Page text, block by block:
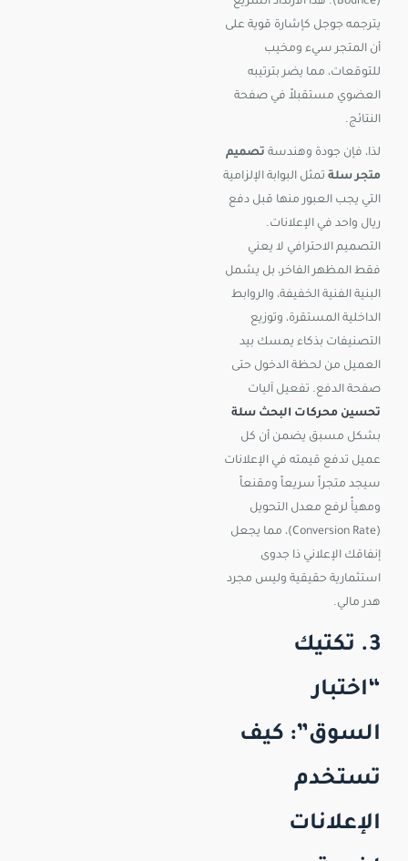
يترجمه جوجل كإشارة قوية على
أن المتجر سيء ومخيب
للتوقعات، مما يضر بترتيبه
العضوي مستقبلاً في صفحة
النتائج.
لذا، فإن جودة وهندسة تصميم
متجر سلة تمثل البوابة الإلزامية
التي يجب العبور منها قبل دفع
ريال واحد في الإعلانات.
التصميم الاحترافي لا يعني
فقط المظهر الفاخر، بل يشمل
البنية الفنية الخفيفة، والروابط
الداخلية المستقرة، وتوزيع
التصنيفات بذكاء يمسك بيد
العميل من لحظة الدخول حتى
صفحة الدفع. تفعيل آليات
تحسين محركات البحث سلة
بشكل مسبق يضمن أن كل
عميل تدفع قيمته في الإعلانات
سيجد متجراً سريعاً ومقنعاً
ومهيأً لرفع معدل التحويل
(Conversion Rate)، مما يجعل
إنفاقك الإعلاني ذا جدوى
استثمارية حقيقية وليس مجرد
هدر مالي.
3. تكتيك
“اختبار
السوق”: كيف
تستخدم
الإعلانات